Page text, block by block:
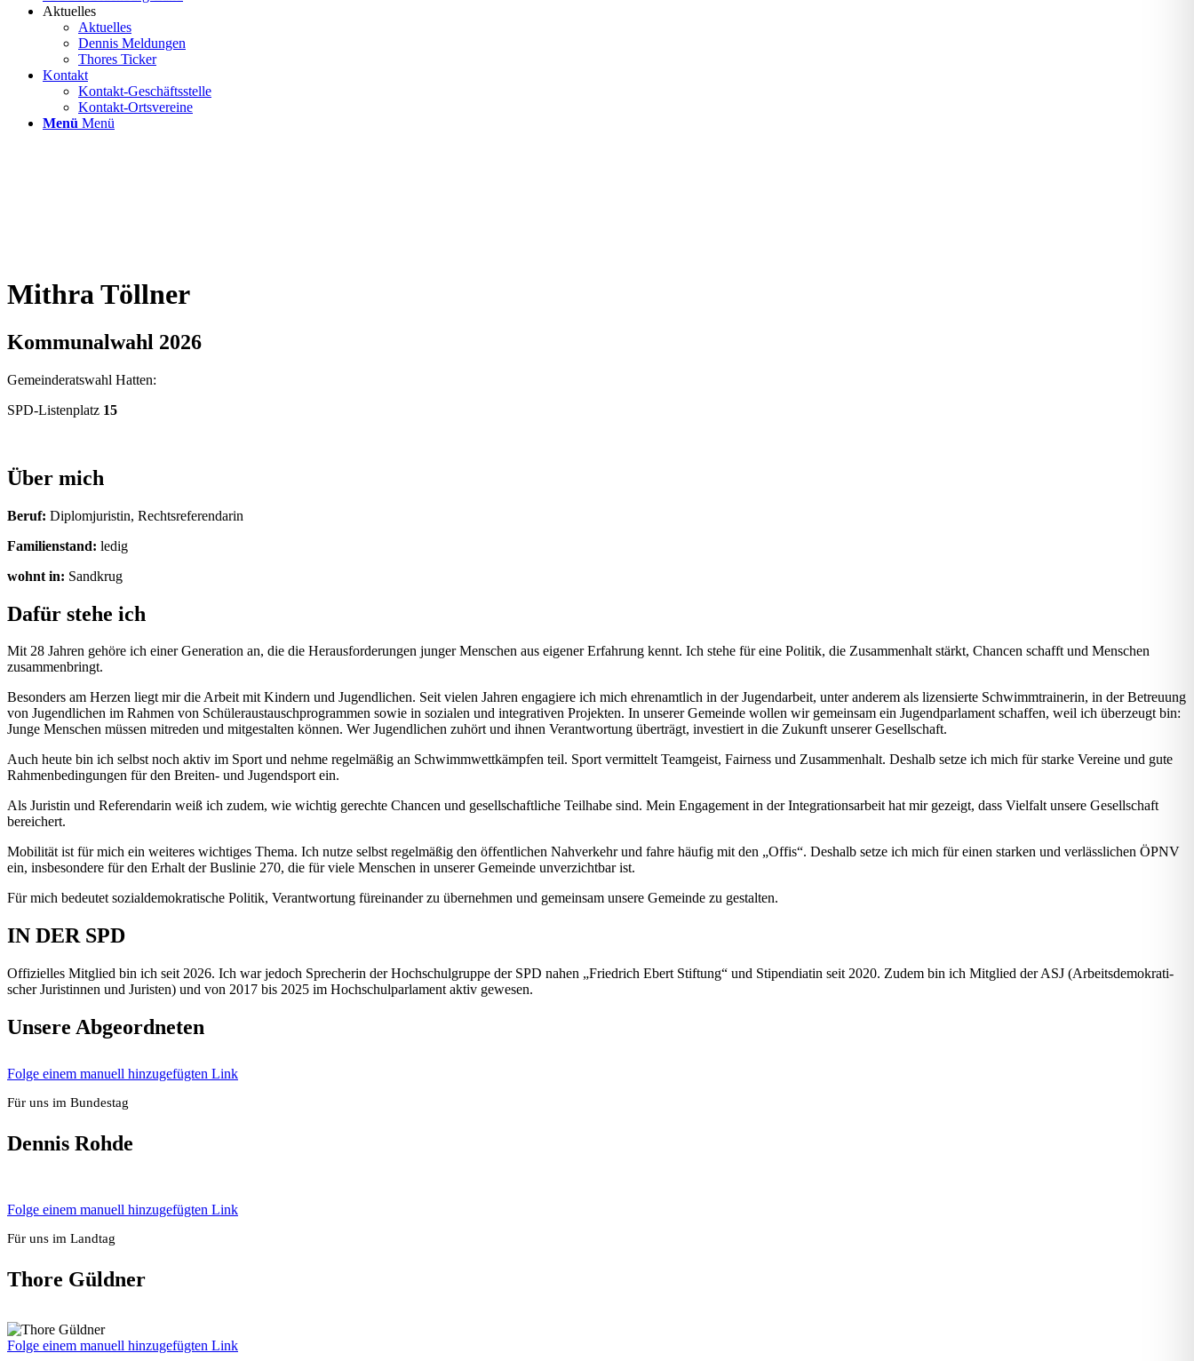
Aktu­el­les
Aktu­el­les
Den­nis Mel­dun­gen
Tho­res Ticker
Kon­takt
Kon­­­takt-Geschäfts­­s­tel­­le
Kon­­­takt-Orts­­ver­­ei­­ne
Menü Menü
Mithra Töll­ner
Kom­mu­nal­wahl 2026
Gemein­de­rats­wahl Hat­ten:
SPD-Lis­ten­platz 15
Über mich
Beruf: Diplom­ju­ris­tin, Rechts­re­fe­ren­da­rin
Fami­li­en­stand: ledig
wohnt in: Sand­krug
Dafür ste­he ich
Mit 28 Jah­ren gehö­re ich einer Gene­ra­ti­on an, die die Her­aus­for­de­run­gen jun­ger Men­schen aus eige­ner Erfah­rung kennt. Ich ste­he für eine Poli­tik, die Zusam­men­halt stärkt, Chan­cen schafft und Men­schen
zusam­men­bringt.
Beson­ders am Her­zen liegt mir die Arbeit mit Kin­dern und Jugend­li­chen. Seit vie­len Jah­ren enga­gie­re ich mich ehren­amt­lich in der Jugend­ar­beit, unter ande­rem als lizen­sier­te Schwimm­trai­ne­rin, in der Betreu­ung
von Jugend­li­chen im Rah­men von Schü­ler­aus­tausch­pro­gram­men sowie in sozia­len und inte­gra­ti­ven Pro­jek­ten. In unse­rer Gemein­de wol­len wir gemein­sam ein Jugend­par­la­ment schaf­fen, weil ich über­zeugt bin:
Jun­ge Men­schen müs­sen mit­re­den und mit­ge­stal­ten kön­nen. Wer Jugend­li­chen zuhört und ihnen Ver­ant­wor­tung über­trägt, inves­tiert in die Zukunft unse­rer Gesell­schaft.
Auch heu­te bin ich selbst noch aktiv im Sport und neh­me regel­mä­ßig an Schwimm­wett­kämp­fen teil. Sport ver­mit­telt Team­geist, Fair­ness und Zusam­men­halt. Des­halb set­ze ich mich für star­ke Ver­ei­ne und gute
Rah­men­be­din­gun­gen für den Brei­ten- und Jugend­sport ein.
Als Juris­tin und Refe­ren­da­rin weiß ich zudem, wie wich­tig gerech­te Chan­cen und gesell­schaft­li­che Teil­ha­be sind. Mein Enga­ge­ment in der Inte­gra­ti­ons­ar­beit hat mir gezeigt, dass Viel­falt unse­re Gesell­schaft
berei­chert.
Mobi­li­tät ist für mich ein wei­te­res wich­ti­ges The­ma. Ich nut­ze selbst regel­mä­ßig den öffent­li­chen Nah­ver­kehr und fah­re häu­fig mit den „Offis“. Des­halb set­ze ich mich für einen star­ken und ver­läss­li­chen ÖPNV
ein, ins­be­son­de­re für den Erhalt der Bus­li­nie 270, die für vie­le Men­schen in unse­rer Gemein­de unver­zicht­bar ist.
Für mich bedeu­tet sozi­al­de­mo­kra­ti­sche Poli­tik, Ver­ant­wor­tung für­ein­an­der zu über­neh­men und gemein­sam unse­re Gemein­de zu gestal­ten.
IN DER SPD
Offi­zi­el­les Mit­glied bin ich seit 2026. Ich war jedoch Spre­che­rin der Hoch­schul­grup­pe der SPD nahen „Fried­rich Ebert Stif­tung“ und Sti­pen­dia­tin seit 2020. Zudem bin ich Mit­glied der ASJ (Arbeits­de­mo­kra­ti­
scher Juris­tin­nen und Juris­ten) und von 2017 bis 2025 im Hoch­schul­par­la­ment aktiv gewe­sen.
Unse­re Abge­ord­ne­ten
Fol­ge einem manu­ell hin­zu­ge­füg­ten Link
Für uns im Bun­des­tag
Den­nis Roh­de
Fol­ge einem manu­ell hin­zu­ge­füg­ten Link
Für uns im Land­tag
Tho­re Güld­ner
Fol­ge einem manu­ell hin­zu­ge­füg­ten Link